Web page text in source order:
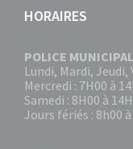
HORAIRES
POLICE
Lundi, Mardi, Jeudi,
Mercredi : 7H00 à
Samedi : 8H00 à
Jours fériés : 8h00